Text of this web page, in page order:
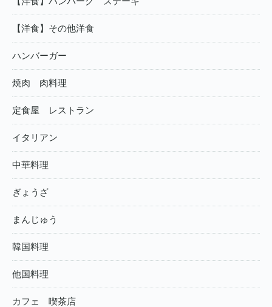
【洋食】その他洋食
ハンバーガー
焼肉 肉料理
定食屋 レストラン
イタリアン
中華料理
ぎょうざ
まんじゅう
韓国料理
他国料理
カフェ 喫茶店